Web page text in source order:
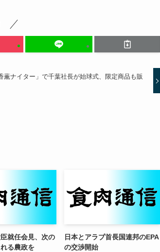
薫ナイター」で千葉社長が始球式、限定商品も販
就任会見、次の
る農政を
日本とアラブ首長国連邦のEPA
の交渉開始